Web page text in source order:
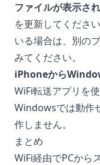
ファイルが表示さ
を更新してくださ
いる場合は、別の
みてください。
iPhoneから
WiFi転送アプリを
Windowsでは動作
作しません。
まとめ
WiFi経由でPCから